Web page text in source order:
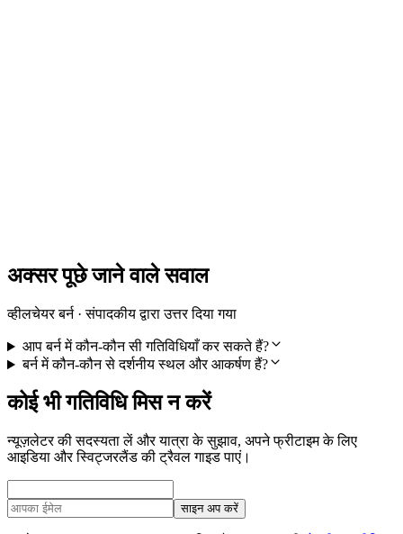
अक्सर पूछे जाने वाले सवाल
व्हीलचेयर बर्न · संपादकीय द्वारा उत्तर दिया गया
आप बर्न में कौन-कौन सी गतिविधियाँ कर सकते हैं?
बर्न में कौन-कौन से दर्शनीय स्थल और आकर्षण हैं?
कोई भी गतिविधि मिस न करें
न्यूज़लेटर की सदस्यता लें और यात्रा के सुझाव, अपने फ्रीटाइम के लिए
आइडिया और स्विट्जरलैंड की ट्रैवल गाइड पाएं।
साइन अप करें